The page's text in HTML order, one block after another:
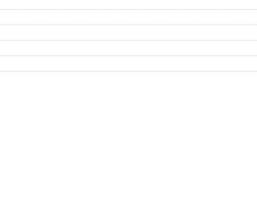
Zuhause kennengelernt und mit Menschen wenig oder
Defizite hinterlassen.